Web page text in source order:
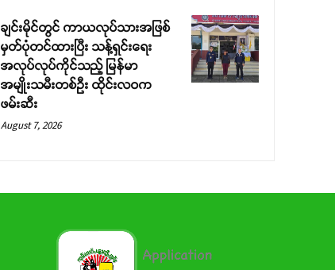
ချင်းမိုင်တွင် ကာယလုပ်သားအဖြစ်
မှတ်ပုံတင်ထားပြီး သန့်ရှင်းရေး
အလုပ်လုပ်ကိုင်သည့် မြန်မာ
အမျိုးသမီးတစ်ဦး ထိုင်းလဝက
ဖမ်းဆီး
August 7, 2026